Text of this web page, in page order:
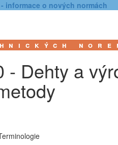
informace o nových normách
- Dehty a